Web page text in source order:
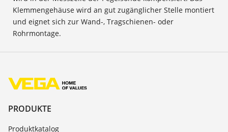
Klemmengehäuse wird an gut zugänglicher Stelle montiert
und eignet sich zur Wand-, Tragschienen- oder
Rohrmontage.
PRODUKTE
Produktkatalog